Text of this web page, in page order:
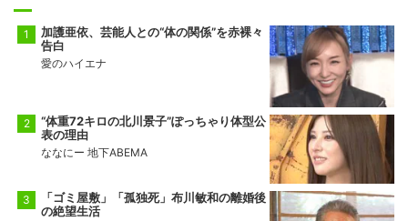
加護亜依、芸能人との“体の関係”を赤裸々
告白
愛のハイエナ
“体重72キロの北川景子”ぽっちゃり体型公
表の理由
ななにー 地下ABEMA
「ゴミ屋敷」「孤独死」布川敏和の離婚後
の絶望生活